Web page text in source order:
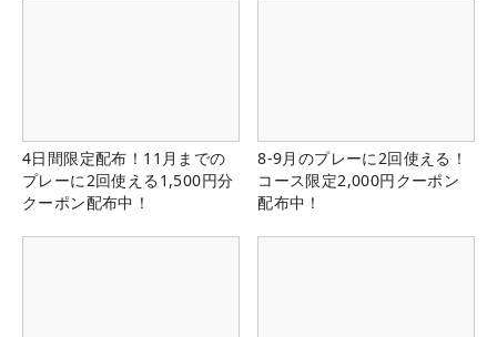
4日間限定配布！11月までの
プレーに2回使える1,500円分
クーポン配布中！
8-9月のプレーに2回使える！
コース限定2,000円クーポン
配布中！